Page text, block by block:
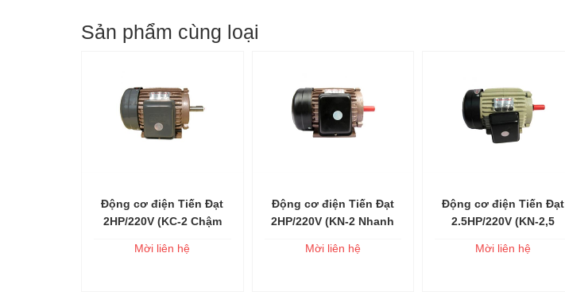
Sản phẩm cùng loại
Thêm vào giỏ
Động cơ điện Tiến Đạt
2HP/220V (KC-2 Chậm
Mời liên hệ
Thêm vào giỏ
Động cơ điện Tiến Đạt
2HP/220V (KN-2 Nhanh
Mời liên hệ
Thêm vào giỏ
Động cơ điện Tiến Đạt
2.5HP/220V (KN-2,5
Mời liên hệ